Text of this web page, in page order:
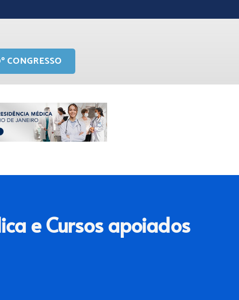
CONGRESSO
e Cursos apoiados